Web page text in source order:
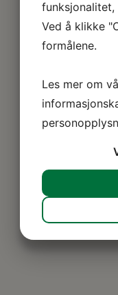
Ved å klikke
formålene.
Les mer om